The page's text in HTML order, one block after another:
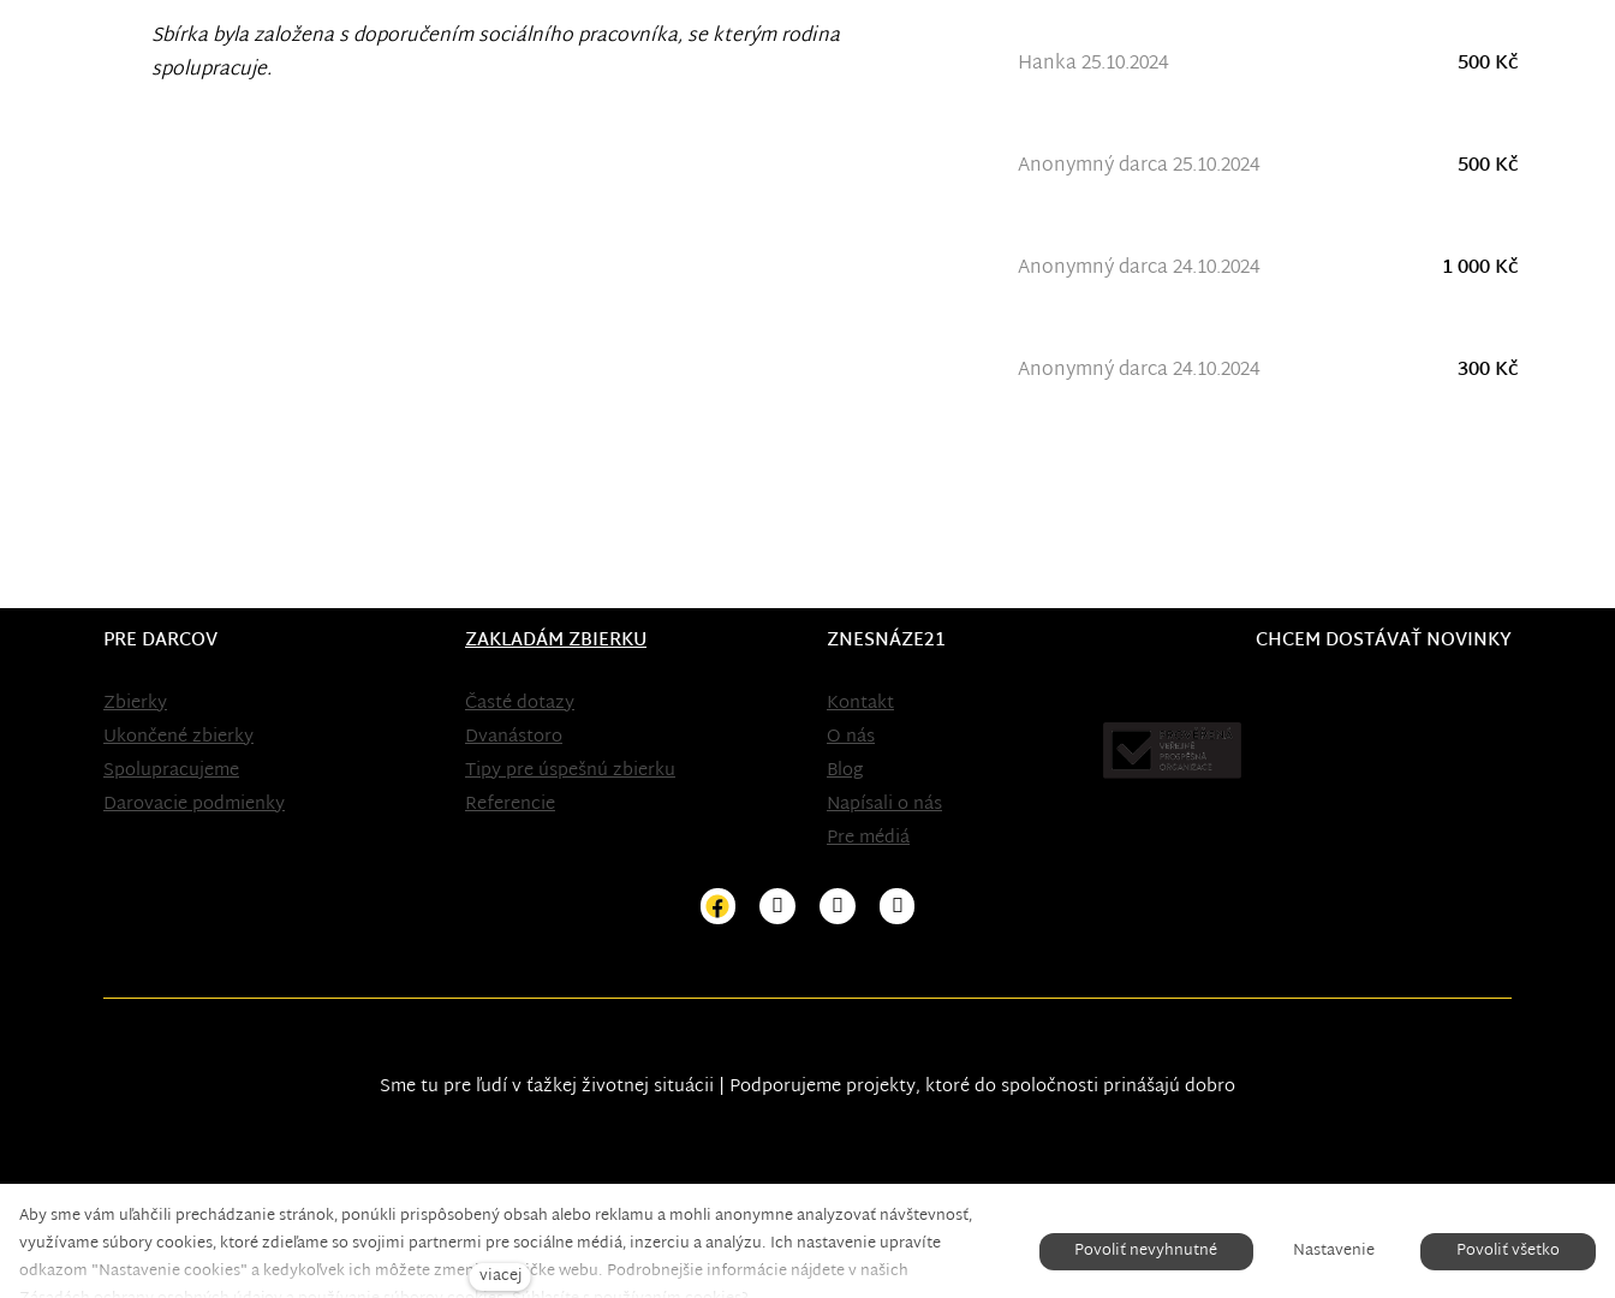
Sbírka byla založena s doporučením sociálního pracovníka, se kterým rodina
spolupracuje.
Hanka 25.10.2024 500 Kč
Anonymný darca 25.10.2024 500 Kč
Anonymný darca 24.10.2024 1 000 Kč
Anonymný darca 24.10.2024 300 Kč
PRE DARCOV
Zbierky
Ukončené zbierky
Spolupracujeme
Darovacie podmienky
ZAKLADÁM ZBIERKU
Časté dotazy
Dvanástoro
Tipy pre úspešnú zbierku
Referencie
ZNESNÁZE21
Kontakt
O nás
Blog
Napísali o nás
Pre médiá
CHCEM DOSTÁVAŤ NOVINKY
Sme tu pre ľudí v ťažkej životnej situácii | Podporujeme projekty, ktoré do spoločnosti prinášajú dobro
Nadační fond pomoci© 2020 — web běží nasolidpixels. Nastavenie cookies
Aby sme vám uľahčili prechádzanie stránok, ponúkli prispôsobený obsah alebo reklamu a mohli anonymne analyzovať návštevnosť,
využívame súbory cookies, ktoré zdieľame so svojimi partnermi pre sociálne médiá, inzerciu a analýzu. Ich nastavenie upravíte
odkazom "Nastavenie cookies" a kedykoľvek ich môžete zmeniť v pätičke webu. Podrobnejšie informácie nájdete v našich
viacej
Povoliť nevyhnutné Nastavenie Povoliť všetko